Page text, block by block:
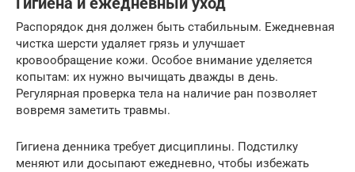
Распорядок дня должен быть стабильным. Ежедневная
чистка шерсти удаляет грязь и улучшает
кровообращение кожи. Особое внимание уделяется
копытам: их нужно вычищать дважды в день.
Регулярная проверка тела на наличие ран позволяет
вовремя заметить травмы.
Гигиена денника требует дисциплины. Подстилку
меняют или досыпают ежедневно, чтобы избежать